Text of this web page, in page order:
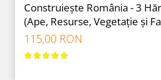
Construiește România - 3
(Ape, Resurse, Vegetație și
115,00 RON